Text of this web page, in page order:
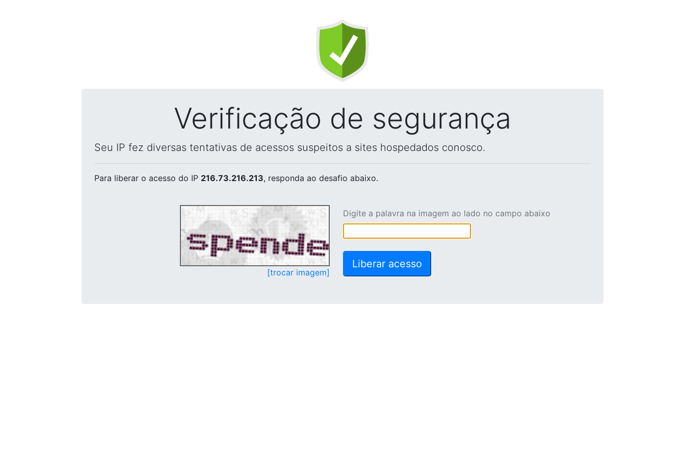
Verificação de segurança
Seu IP fez diversas tentativas de acessos suspeitos a sites hospedados conosco.
Para liberar o acesso do IP 216.73.216.213, responda ao desafio abaixo.
[trocar imagem]
Digite a palavra na imagem ao lado no campo abaixo